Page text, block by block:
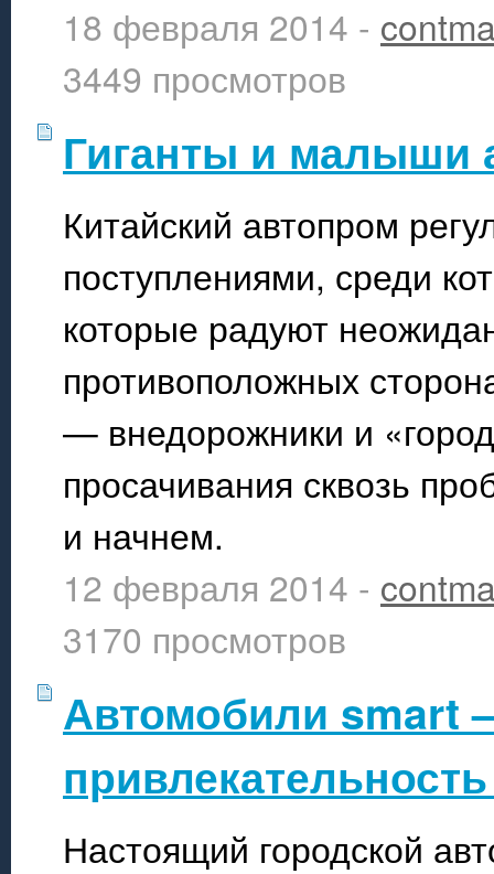
18 февраля 2014 -
3449 просмотров
Гиганты и малыши
Китайский автопром
поступлениями, среди
которые радуют
противоположных
— внедорожники и
просачивания сквозь
и начнем.
12 февраля 2014 -
3170 просмотров
Автомобили smart
Настоящий городской